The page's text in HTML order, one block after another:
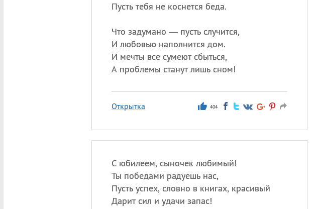
Пусть тебя не коснется беда.
Что задумано — пусть случится,
И любовью наполнится дом.
И мечты все сумеют сбыться,
А проблемы станут лишь сном!
Открытка 404
С юбилеем, сыночек любимый!
Ты победами радуешь нас,
Пусть успех, словно в книгах, красивый
Дарит сил и удачи запас!